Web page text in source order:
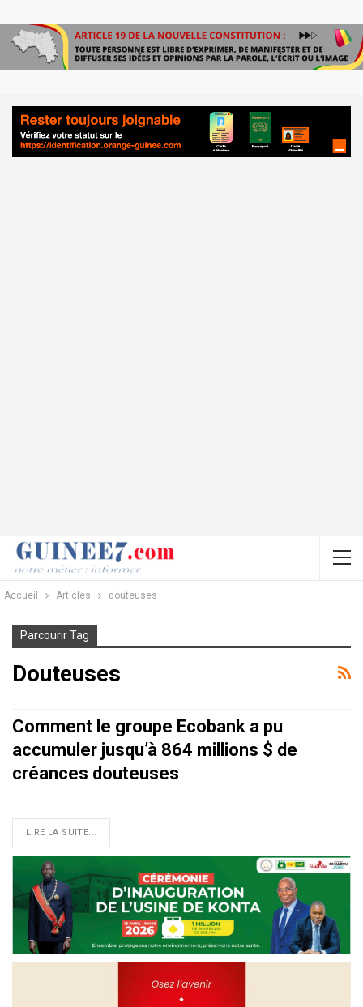
Accueil Articles douteuses
Parcourir Tag
Douteuses
Comment le groupe Ecobank a pu
accumuler jusqu’à 864 millions $ de
créances douteuses
LIRE LA SUITE...